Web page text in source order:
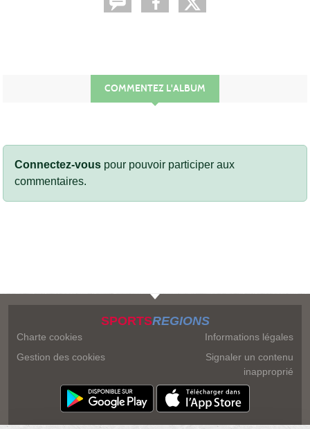
COMMENTEZ L'ALBUM
Connectez-vous pour pouvoir participer aux
commentaires.
SPORTSREGIONS
Charte cookies
Gestion des cookies
Informations légales
Signaler un contenu
inapproprié